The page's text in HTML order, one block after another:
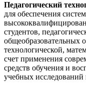
Педагогический
для обеспечения
студентов,
общеобразовательных
технологической,
счет применения
средств обучения и
учебных исследований